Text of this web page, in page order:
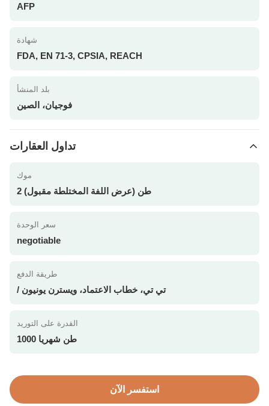
AFP
شهادة
FDA, EN 71-3, CPSIA, REACH
بلد المنشأ
فوجيان، الصين
تداول العقارات
موك
2 طن (عرض اللفة المختلطة مقبول)
سعر الوحدة
negotiable
طريقة الدفع
/ تي تي، خطاب الاعتماد، ويسترن يونيون
القدرة على التوريد
1000 طن شهريا
استفسر الآن